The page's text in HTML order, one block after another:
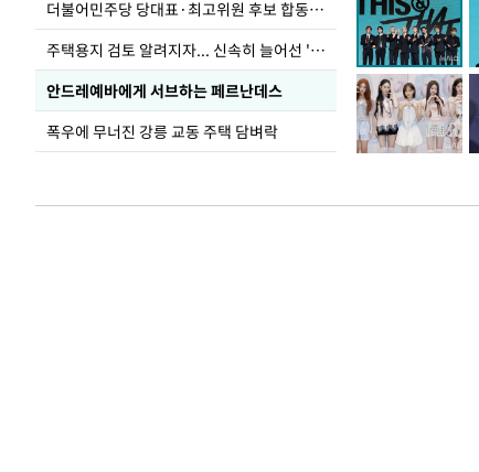
더불어민주당 당대표·최고위원 후보 합동연설회
주택용지 검토 알려지자... 신속히 늘어선 '근조화환'
안드레예바에게 서브하는 페르난데스
폭우에 무너진 강릉 교동 주택 담벼락